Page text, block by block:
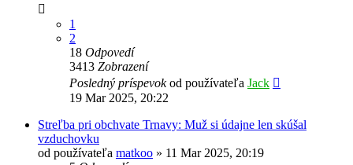
1
2
18 Odpovedí
3413 Zobrazení
Posledný príspevokod používateľa Jack
19 Mar 2025, 20:22
Streľba pri obchvate Trnavy: Muž si údajne len skúšal
vzduchovku
od používateľa matkoo » 11 Mar 2025, 20:19